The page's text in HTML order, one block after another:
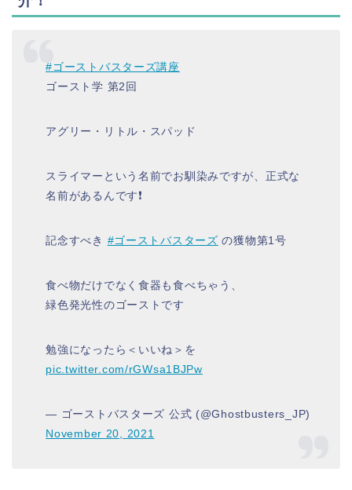
#ゴーストバスターズ講座
ゴースト学 第2回
アグリー・リトル・スパッド
スライマーという名前でお馴染みですが、正式な
名前があるんです❗️
記念すべき #ゴーストバスターズ の獲物第1号
食べ物だけでなく食器も食べちゃう、
緑色発光性のゴーストです️
勉強になったら＜いいね＞を
pic.twitter.com/rGWsa1BJPw
— ゴーストバスターズ 公式 (@Ghostbusters_JP)
November 20, 2021